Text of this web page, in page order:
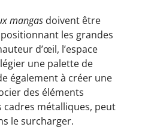
mangas doivent être
les grandes
d’œil, l’espace
une palette de
également à créer une
des éléments
cadres métalliques, peut
le surcharger.